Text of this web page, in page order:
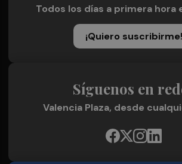
Todos los días a primera hora
¡Quiero suscribirme!
Síguenos en
Valencia Plaza, desde